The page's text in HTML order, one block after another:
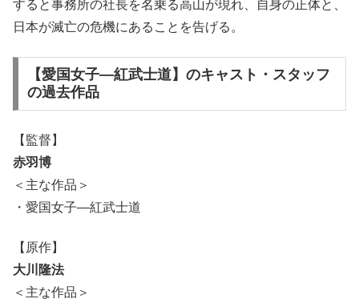
すると事務所の社長を名乗る高山が現れ、自身の正体と、
日本が滅亡の危機にあることを告げる。
【愛国女子―紅武士道】のキャスト・スタッフ
の過去作品
【監督】
赤羽博
＜主な作品＞
・愛国女子―紅武士道
【原作】
大川隆法
＜主な作品＞